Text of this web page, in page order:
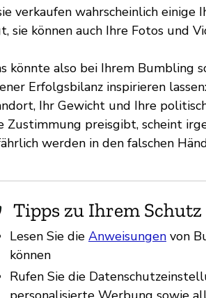
verkaufen wahrscheinlich
sie können auch Ihre Fotos und
könnte also bei Ihrem Bumbling
Erfolgsbilanz inspirieren
Ihr Gewicht und Ihre
Zustimmung preisgibt, scheint
werden in den falschen
Tipps zu Ihrem Schutz
Lesen Sie die Anweisungen von
können
Rufen Sie die